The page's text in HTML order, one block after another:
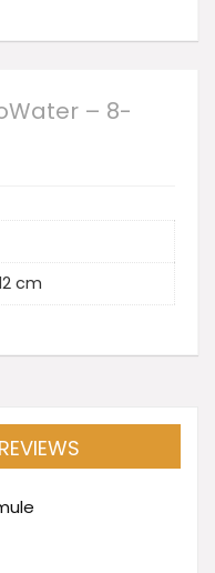
– 8-
cm